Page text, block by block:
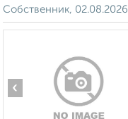
Собственник, 02.08.2026
‹